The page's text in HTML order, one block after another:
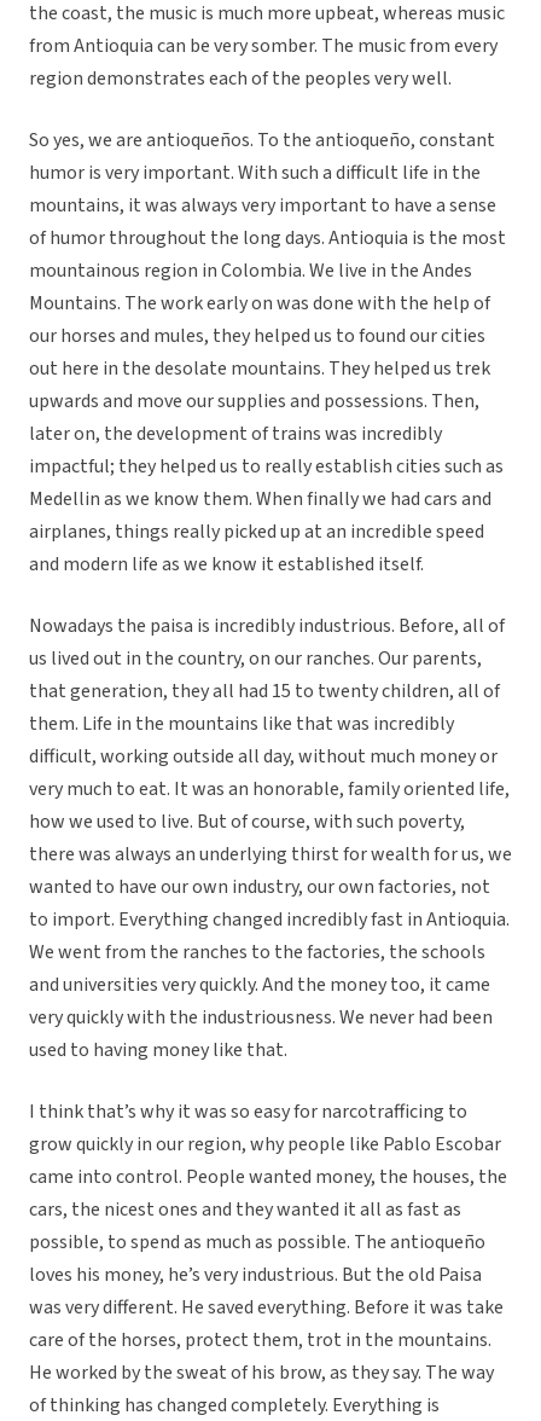
the coast, the music is much more upbeat, whereas music
from Antioquia can be very somber. The music from every
region demonstrates each of the peoples very well.
So yes, we are antioqueños. To the antioqueño, constant
humor is very important. With such a difficult life in the
mountains, it was always very important to have a sense
of humor throughout the long days. Antioquia is the most
mountainous region in Colombia. We live in the Andes
Mountains. The work early on was done with the help of
our horses and mules, they helped us to found our cities
out here in the desolate mountains. They helped us trek
upwards and move our supplies and possessions. Then,
later on, the development of trains was incredibly
impactful; they helped us to really establish cities such as
Medellin as we know them. When finally we had cars and
airplanes, things really picked up at an incredible speed
and modern life as we know it established itself.
Nowadays the paisa is incredibly industrious. Before, all of
us lived out in the country, on our ranches. Our parents,
that generation, they all had 15 to twenty children, all of
them. Life in the mountains like that was incredibly
difficult, working outside all day, without much money or
very much to eat. It was an honorable, family oriented life,
how we used to live. But of course, with such poverty,
there was always an underlying thirst for wealth for us, we
wanted to have our own industry, our own factories, not
to import. Everything changed incredibly fast in Antioquia.
We went from the ranches to the factories, the schools
and universities very quickly. And the money too, it came
very quickly with the industriousness. We never had been
used to having money like that.
I think that’s why it was so easy for narcotrafficing to
grow quickly in our region, why people like Pablo Escobar
came into control. People wanted money, the houses, the
cars, the nicest ones and they wanted it all as fast as
possible, to spend as much as possible. The antioqueño
loves his money, he’s very industrious. But the old Paisa
was very different. He saved everything. Before it was take
care of the horses, protect them, trot in the mountains.
He worked by the sweat of his brow, as they say. The way
of thinking has changed completely. Everything is